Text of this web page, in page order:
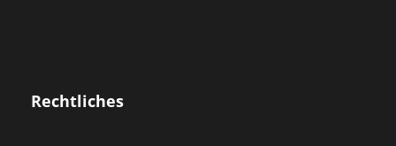
Rechtliches